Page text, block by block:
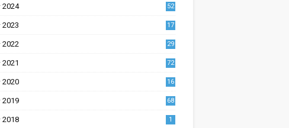
2024 52
2023
17
2022
29
2021
72
2020
16
2019
68
2018 1